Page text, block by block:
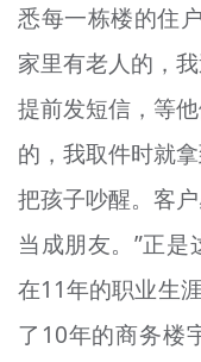
悉每一栋楼的住
家里有老人的，
提前发短信，等
的，我取件时就
把孩子吵醒。客
当成朋友。”正
在11年的职业生
了10年的商务楼